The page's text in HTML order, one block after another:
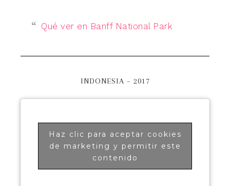
Qué ver en Banff National Park
INDONESIA – 2017
Haz clic para aceptar cookies
de marketing y permitir este
contenido